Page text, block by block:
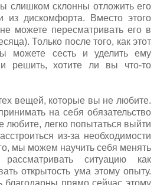
слишком склонны отложить его
из дискомфорта. Вместо этого
можете пересматривать его в
Только после того, как этот
можете сесть и уделить ему
решить, хотите ли вы что-то
вещей, которые вы не любите.
на себя обязательство
любите, легко попытаться выйти
из-за необходимости
мы можем научить себя менять
ситуацию как
открытость ума этому опыту.
прямо сейчас этому